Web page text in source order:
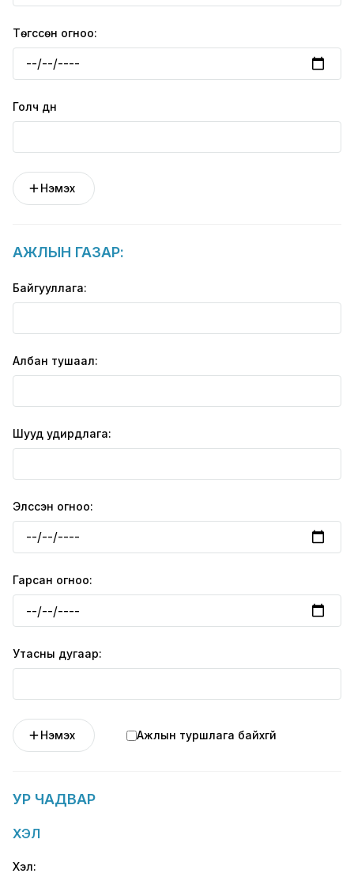
Төгссөн огноо:
Голч дүн
Нэмэх
АЖЛЫН ГАЗАР:
Байгууллага:
Албан тушаал:
Шууд удирдлага:
Элссэн огноо:
Гарсан огноо:
Утасны дугаар:
Нэмэх Ажлын туршлага байхгүй
УР ЧАДВАР
ХЭЛ
Хэл: